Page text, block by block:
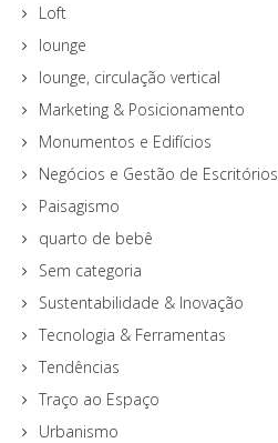
Loft
lounge
lounge, circulação vertical
Marketing & Posicionamento
Monumentos e Edifícios
Negócios e Gestão de Escritórios
Paisagismo
quarto de bebê
Sem categoria
Sustentabilidade & Inovação
Tecnologia & Ferramentas
Tendências
Traço ao Espaço
Urbanismo